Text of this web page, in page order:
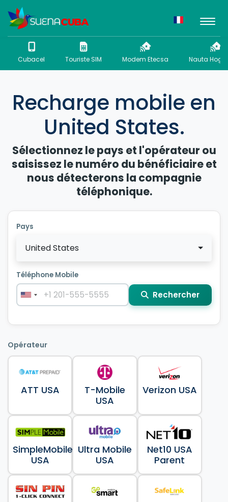
Cubacel Touriste SIM Modem Etecsa Nauta
Recharge mobile en
United States.
Sélectionnez le pays et l'opérateur ou
saisissez le numéro du bénéficiaire et
nous détecterons la compagnie
téléphonique.
Pays
United States
Téléphone Mobile
Rechercher
Opérateur
ATT USA
T-Mobile
USA
Verizon USA
SimpleMobile
USA
Ultra Mobile
USA
Net10 USA
Parent